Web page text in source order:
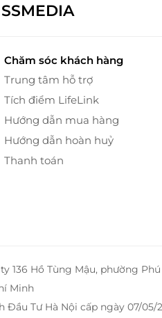
với không gian riêng tư,
ánh sáng của núi rừng
Chăm sóc khách hàng
Trung tâm hỗ trợ
Tích điểm LifeLink
Hướng dẫn mua hàng
Hướng dẫn hoàn huỷ
Thanh toán
136 Hồ Tùng Mậu, phường
Minh
Đầu Tư Hà Nội cấp ngày 07/05/